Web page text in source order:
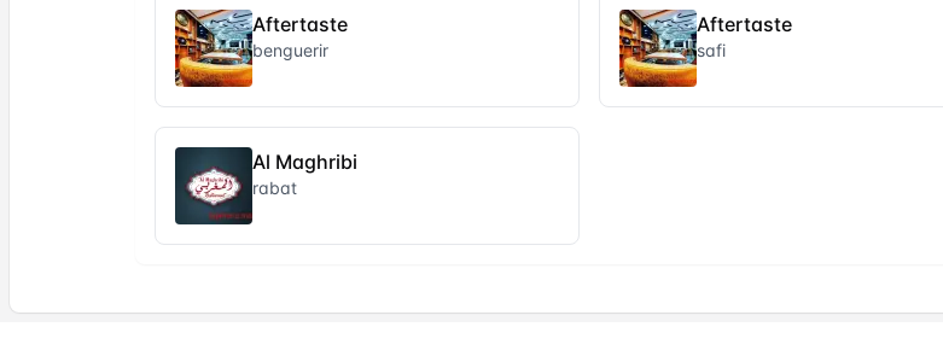
Aftertaste
benguerir
Aftertaste
safi
Al Maghribi
rabat